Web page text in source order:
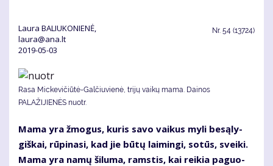
Laura BALIUKONIENĖ,
laura@ana.lt
2019-05-03
Nr. 54 (13724)
Rasa Mickevičiūtė-Galčiuvienė, trijų vaikų mama. Dainos
PALAŽIJIENĖS nuotr.
Ma­ma yra žmo­gus, ku­ris sa­vo vai­kus my­li be­są­ly­
giš­kai, rū­pi­na­si, kad jie bū­tų lai­min­gi, so­tūs, svei­ki.
Ma­ma yra na­mų ši­lu­ma, rams­tis, kai rei­kia pa­guo­